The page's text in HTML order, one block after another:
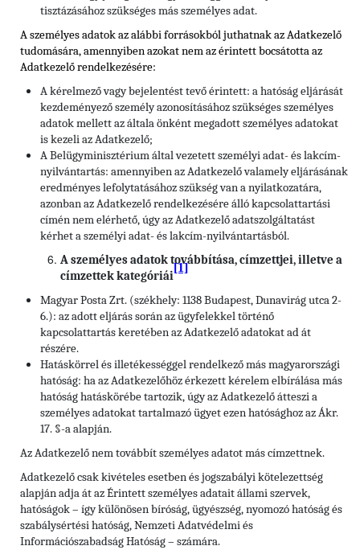
tisztázásához szükséges más személyes adat.
A személyes adatok az alábbi forrásokból juthatnak az Adatkezelő
tudomására, amennyiben azokat nem az érintett bocsátotta az
Adatkezelő rendelkezésére:
A kérelmező vagy bejelentést tevő érintett: a hatóság eljárását
kezdeményező személy azonosításához szükséges személyes
adatok mellett az általa önként megadott személyes adatokat
is kezeli az Adatkezelő;
A Belügyminisztérium által vezetett személyi adat- és lakcím-
nyilvántartás: amennyiben az Adatkezelő valamely eljárásának
eredményes lefolytatásához szükség van a nyilatkozatára,
azonban az Adatkezelő rendelkezésére álló kapcsolattartási
címén nem elérhető, úgy az Adatkezelő adatszolgáltatást
kérhet a személyi adat- és lakcím-nyilvántartásból.
A személyes adatok továbbítása, címzettjei, illetve a
címzettek kategóriái
[1]
Magyar Posta Zrt. (székhely: 1138 Budapest, Dunavirág utca 2-
6.): az adott eljárás során az ügyfelekkel történő
kapcsolattartás keretében az Adatkezelő adatokat ad át
részére.
Hatáskörrel és illetékességgel rendelkező más magyarországi
hatóság: ha az Adatkezelőhöz érkezett kérelem elbírálása más
hatóság hatáskörébe tartozik, úgy az Adatkezelő átteszi a
személyes adatokat tartalmazó ügyet ezen hatósághoz az Ákr.
17. §-a alapján.
Az Adatkezelő nem továbbít személyes adatot más címzettnek.
Adatkezelő csak kivételes esetben és jogszabályi kötelezettség
alapján adja át az Érintett személyes adatait állami szervek,
hatóságok – így különösen bíróság, ügyészség, nyomozó hatóság és
szabálysértési hatóság, Nemzeti Adatvédelmi és
Információszabadság Hatóság – számára.